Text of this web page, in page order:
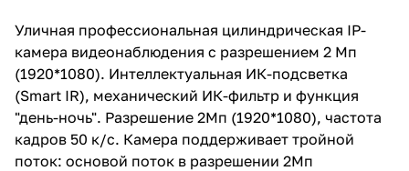
разрешении 1 Мп (1280*720) и
третий поток в разрешении
640*360. Минимальная
чувствительность в режиме
"День" 0,001 лк, в режиме "Ночь"
0 лк (ИК ВКЛ). Диапазон
значений электронного
затвора: 1/2-1/100000 сек.
Уличная профессиональная цилиндрическая IP-
камера видеонаблюдения с разрешением 2 Мп
(1920*1080). Интеллектуальная ИК-подсветка
(Smart IR), механический ИК-фильтр и функция
"день-ночь". Разрешение 2Мп (1920*1080), частота
кадров 50 к/c. Камера поддерживает тройной
поток: основой поток в разрешении 2Мп